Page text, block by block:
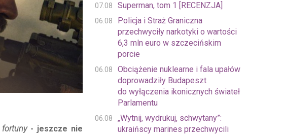
fortuny- jeszcze nie
07.08 Superman, tom 1 [RECENZJA]
06.08
Policja i Straż Graniczna
przechwyciły narkotyki o wartości
6,3 mln euro w szczecińskim
porcie
06.08
Obciążenie nuklearne i fala upałów
doprowadziły Budapeszt
do wyłączenia ikonicznych świateł
Parlamentu
06.08
„Wytnij, wydrukuj, schwytany”:
ukraińscy marines przechwycili